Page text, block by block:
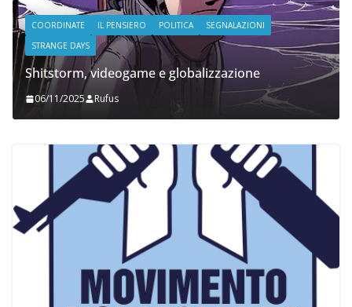
COORDINATE IL PENSIERO POLITICA
SEGNALAZIONI
STRANGE DAYS
Shitstorm, videogame e globalizzazione
06/11/2025 Rufus